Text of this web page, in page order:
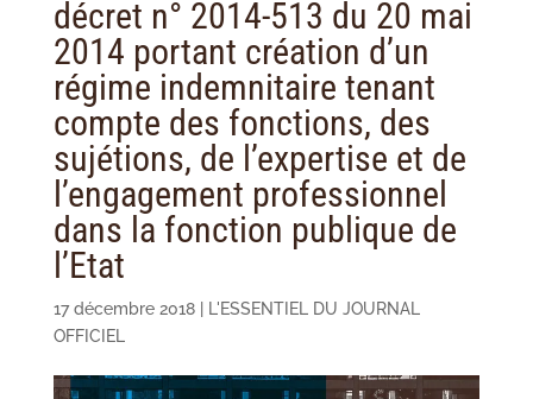
décret n° 2014-513 du 20 mai
2014 portant création d’un
régime indemnitaire tenant
compte des fonctions, des
sujétions, de l’expertise et de
l’engagement professionnel
dans la fonction publique de
l’Etat
17 décembre 2018|
L'ESSENTIEL DU JOURNAL
OFFICIEL